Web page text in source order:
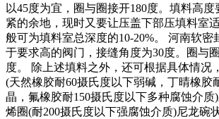
以45度为宜，圈与圈接开180度。填料高
紧的余地，现时又要让压盖下部压填料室
般可为填料室总深度的10-20%。 河南软密
于要求高的阀门，接缝角度为30度。圈与
度。 除上述填料之外，还可根据具体情况
(天然橡胶耐60摄氏度以下弱碱，丁晴橡胶
晶，氟橡胶耐150摄氏度以下多种腐蚀介质
烯圈(耐200摄氏度以下强腐蚀介质)尼龙碗